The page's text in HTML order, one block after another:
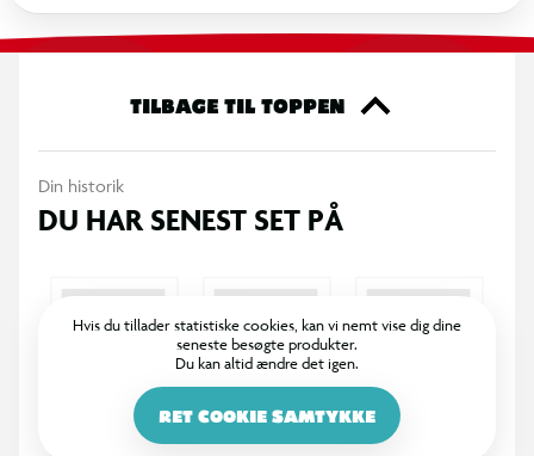
TILBAGE TIL TOPPEN
Din historik
DU HAR SENEST SET PÅ
Hvis du tillader statistiske cookies, kan vi nemt vise dig dine
seneste besøgte produkter.
Du kan altid ændre det igen.
RET COOKIE SAMTYKKE